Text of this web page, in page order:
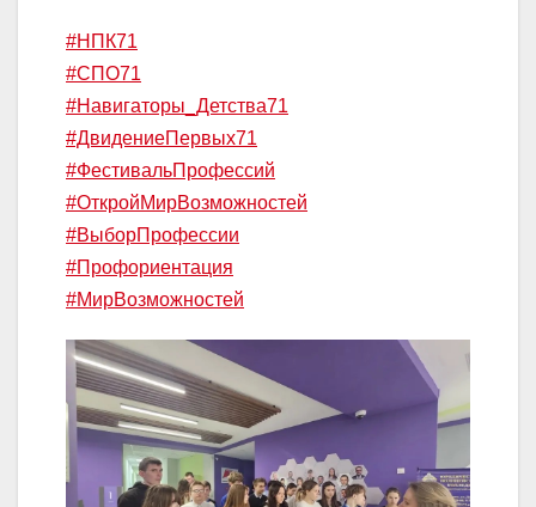
#НПК71
#СПО71
#Навигаторы_Детства71
#ДвидениеПервых71
#ФестивальПрофессий
#ОткройМирВозможностей
#ВыборПрофессии
#Профориентация
#МирВозможностей